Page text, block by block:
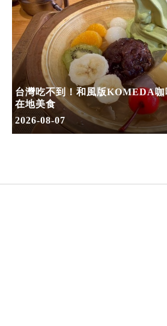
台灣吃不到！和風版KOMEDA
在地美食
2026-08-07